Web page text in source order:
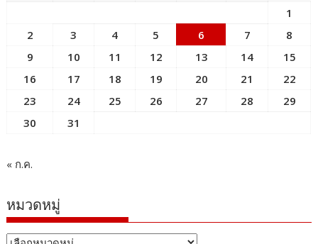
1
2
3 4 5 6 7
8
9
10 11 12 13 14
15
16
17 18 19 20 21
22
23
24 25 26 27 28
29
30
31
« ก.ค.
หมวดหมู่